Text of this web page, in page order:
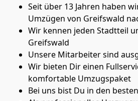
Seit über 13 Jahren haben
Umzügen von Greifswald
Wir kennen jeden Stadtteil
Greifswald
Unsere Mitarbeiter sind
Wir bieten Dir einen
komfortable Umzugspaket
Bei uns bist Du in den